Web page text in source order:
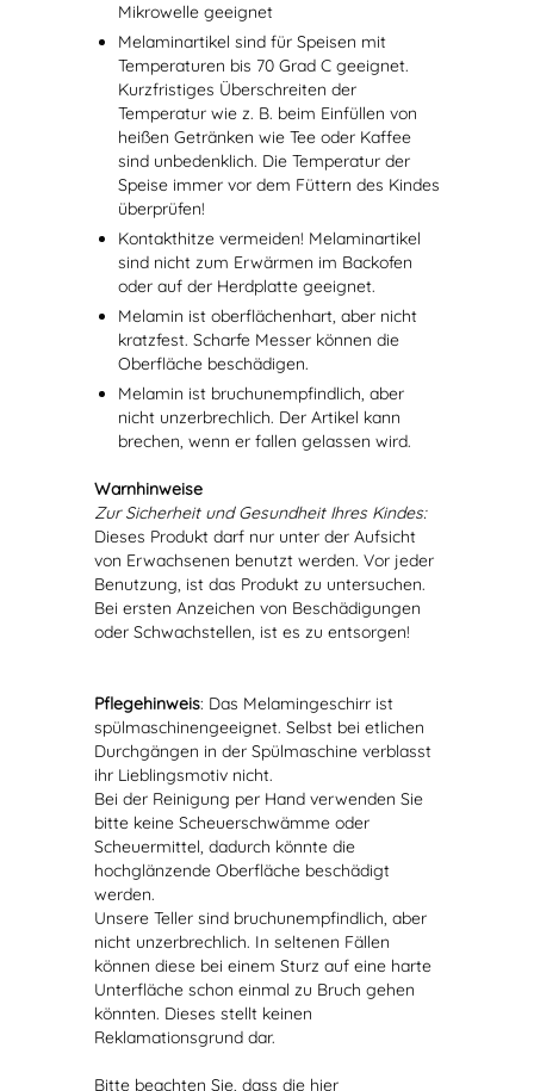
Mikrowelle geeignet
Melaminartikel sind für Speisen mit
Temperaturen bis 70 Grad C geeignet.
Kurzfristiges Überschreiten der
Temperatur wie z. B. beim Einfüllen von
heißen Getränken wie Tee oder Kaffee
sind unbedenklich. Die Temperatur der
Speise immer vor dem Füttern des Kindes
überprüfen!
Kontakthitze vermeiden! Melaminartikel
sind nicht zum Erwärmen im Backofen
oder auf der Herdplatte geeignet.
Melamin ist oberflächenhart, aber nicht
kratzfest. Scharfe Messer können die
Oberfläche beschädigen.
Melamin ist bruchunempfindlich, aber
nicht unzerbrechlich. Der Artikel kann
brechen, wenn er fallen gelassen wird.
Warnhinweise
Zur Sicherheit und Gesundheit Ihres Kindes:
Dieses Produkt darf nur unter der Aufsicht
von Erwachsenen benutzt werden. Vor jeder
Benutzung, ist das Produkt zu untersuchen.
Bei ersten Anzeichen von Beschädigungen
oder Schwachstellen, ist es zu entsorgen!
Pflegehinweis: Das Melamingeschirr ist
spülmaschinengeeignet. Selbst bei etlichen
Durchgängen in der Spülmaschine verblasst
ihr Lieblingsmotiv nicht.
Bei der Reinigung per Hand verwenden Sie
bitte keine Scheuerschwämme oder
Scheuermittel, dadurch könnte die
hochglänzende Oberfläche beschädigt
werden.
Unsere Teller sind bruchunempfindlich, aber
nicht unzerbrechlich. In seltenen Fällen
können diese bei einem Sturz auf eine harte
Unterfläche schon einmal zu Bruch gehen
könnten. Dieses stellt keinen
Reklamationsgrund dar.
Bitte beachten Sie, dass die hier